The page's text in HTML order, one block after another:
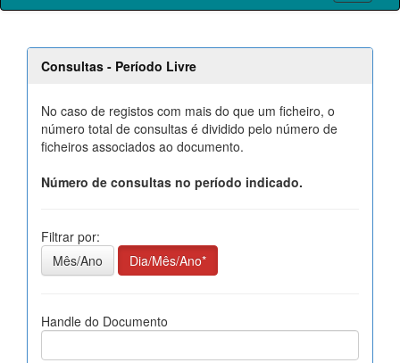
Consultas - Período Livre
No caso de registos com mais do que um ficheiro, o
número total de consultas é dividido pelo número de
ficheiros associados ao documento.
Número de consultas no período indicado.
Filtrar por:
Mês/Ano
Dia/Mês/Ano*
Handle do Documento